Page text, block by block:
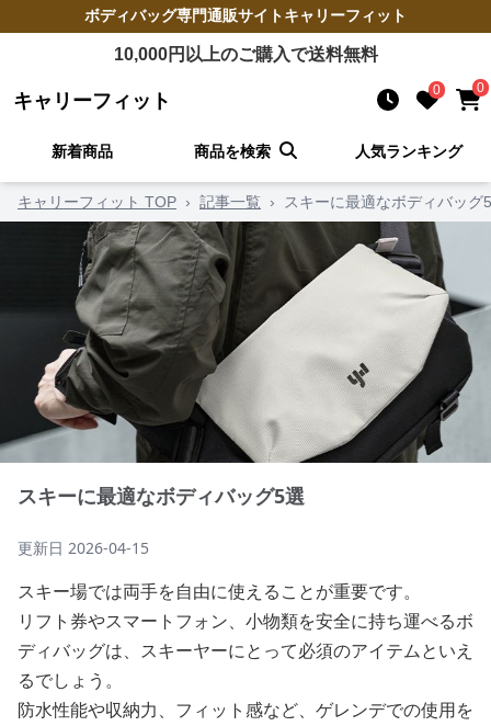
ボディバッグ専門通販サイトキャリーフィット
10,000円以上のご購入で送料無料
キャリーフィット 0 0
新着商品 商品を検索 人気ランキング
キャリーフィット TOP › 記事一覧 › スキーに最適なボディバッグ
スキーに最適なボディバッグ5選
更新日 2026-04-15
スキー場では両手を自由に使えることが重要です。
リフト券やスマートフォン、小物類を安全に持ち運べるボ
ディバッグは、スキーヤーにとって必須のアイテムといえ
るでしょう。
防水性能や収納力、フィット感など、ゲレンデでの使用を